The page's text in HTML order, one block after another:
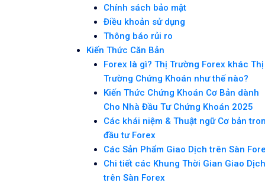
Chính sách bảo mật
Điều khoản sử dụng
Thông báo rủi ro
Kiến Thức Căn Bản
Forex là gì? Thị Trường Forex khác Thị
Trường Chứng Khoán như thế nào?
Kiến Thức Chứng Khoán Cơ Bản dành
Cho Nhà Đầu Tư Chứng Khoán 2025
Các khái niệm & Thuật ngữ Cơ bản
đầu tư Forex
Các Sản Phẩm Giao Dịch trên Sàn
Chi tiết các Khung Thời Gian Giao Dịch
trên Sàn Forex